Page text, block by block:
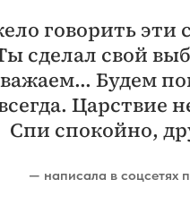
говорить эти
сделал свой
Будем
Царствие
Спи спокойно,
— написала в соцсетях